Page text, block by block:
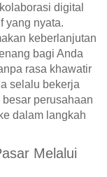
digital
yang nyata.
keberlanjutan
bagi Anda
rasa khawatir
selalu bekerja
perusahaan
dalam langkah
Melalui